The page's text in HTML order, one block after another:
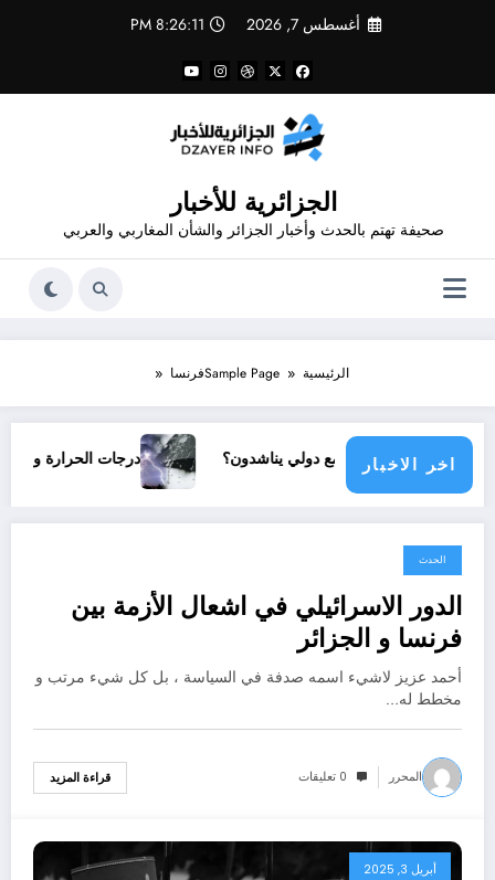
أغسطس 7, 2026 8:26:12 PM
الجزائرية للأخبار
صحيفة تهتم بالحدث وأخبار الجزائر والشأن المغاربي والعربي
الرئيسية Sample Pageفرنسا
اخر الاخبار
أي مجتمع دولي يناشدون؟ درجات الحرارة و الأمطار في سبتمبر
أبريل 16, 2025
الحدث
الدور الاسرائيلي في اشعال الأزمة بين
فرنسا و الجزائر
أحمد عزيز لاشيء اسمه صدفة في السياسة ، بل كل شيء مرتب و
مخطط له…
المحرر 0 تعليقات قراءة المزيد
أبريل 3, 2025